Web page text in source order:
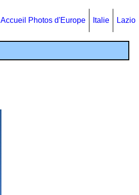
Accueil Photos d'Europe Italie Lazio